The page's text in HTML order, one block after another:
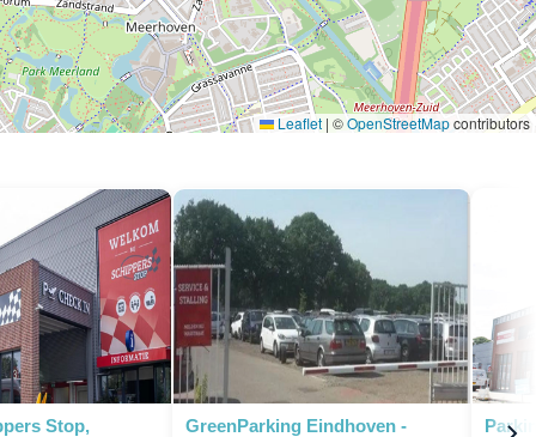
Leaflet | ©OpenStreetMapcontributors
Stop,
GreenParking Eindhoven -